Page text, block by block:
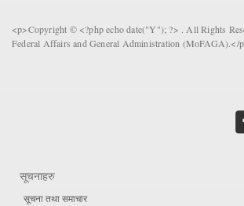
<p>Copyright © <?php echo date("Y"); ?> . All Rights
Federal Affairs and General Administration (MoFAGA).</
सूचनाहरु
सूचना तथा समाचार